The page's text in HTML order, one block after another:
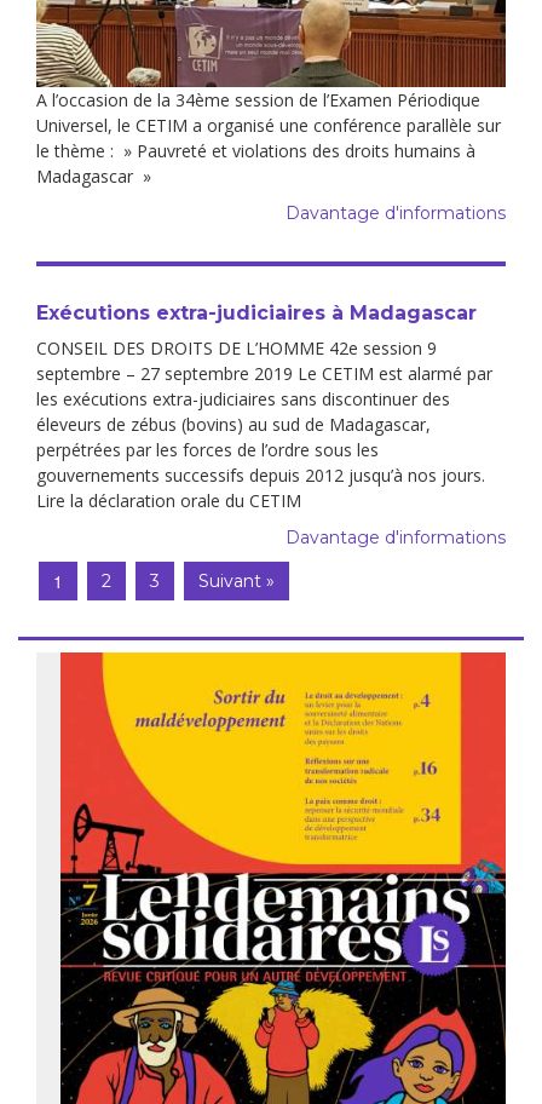
A l’occasion de la 34ème session de l’Examen Périodique
Universel, le CETIM a organisé une conférence parallèle sur
le thème : » Pauvreté et violations des droits humains à
Madagascar »
Davantage d'informations
Exécutions extra-judiciaires à Madagascar
CONSEIL DES DROITS DE L’HOMME 42e session 9
septembre – 27 septembre 2019 Le CETIM est alarmé par
les exécutions extra-judiciaires sans discontinuer des
éleveurs de zébus (bovins) au sud de Madagascar,
perpétrées par les forces de l’ordre sous les
gouvernements successifs depuis 2012 jusqu’à nos jours.
Lire la déclaration orale du CETIM
Davantage d'informations
1 2 3 Suivant »